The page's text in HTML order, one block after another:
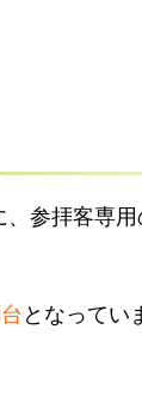
、参拝客専用
となってい